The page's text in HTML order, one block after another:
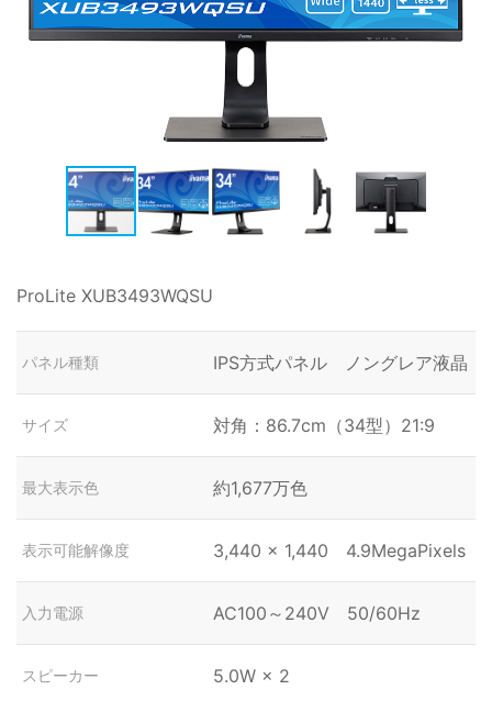
ProLite XUB3493WQSU
パネル種類 IPS方式パネル ノングレア液晶
サイズ 対角：86.7cm（34型）21:9
最大表示色 約1,677万色
表示可能解像度 3,440 × 1,440 4.9MegaPixels
入力電源 AC100～240V 50/60Hz
スピーカー 5.0W × 2